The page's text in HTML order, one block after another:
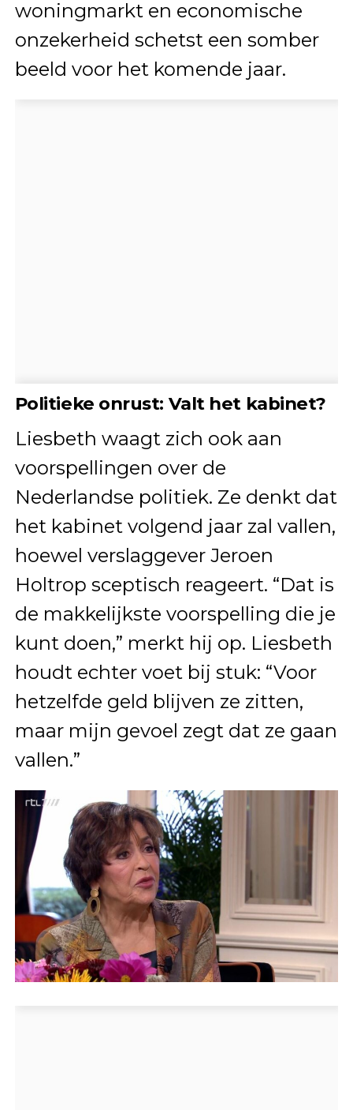
woningmarkt en economische
onzekerheid schetst een somber
beeld voor het komende jaar.
Politieke onrust: Valt het kabinet?
Liesbeth waagt zich ook aan
voorspellingen over de
Nederlandse politiek. Ze denkt dat
het kabinet volgend jaar zal vallen,
hoewel verslaggever Jeroen
Holtrop sceptisch reageert. “Dat is
de makkelijkste voorspelling die je
kunt doen,” merkt hij op. Liesbeth
houdt echter voet bij stuk: “Voor
hetzelfde geld blijven ze zitten,
maar mijn gevoel zegt dat ze gaan
vallen.”